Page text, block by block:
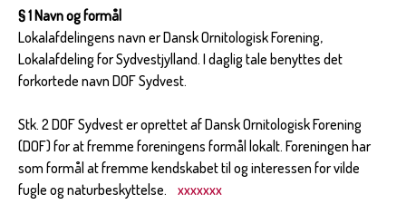
§ 1 Navn og formål
Lokalafdelingens navn er Dansk Ornitologisk Forening,
Lokalafdeling for Sydvestjylland. I daglig tale benyttes det
forkortede navn DOF Sydvest.
Stk. 2 DOF Sydvest er oprettet af Dansk Ornitologisk Forening
(DOF) for at fremme foreningens formål lokalt. Foreningen har
som formål at fremme kendskabet til og interessen for vilde
fugle og naturbeskyttelse. xxxxxxx